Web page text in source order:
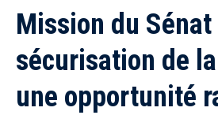
Mission du
sécurisation de
une opportunité